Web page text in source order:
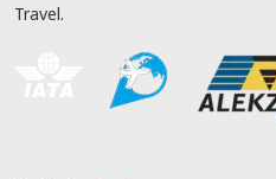
Travel.